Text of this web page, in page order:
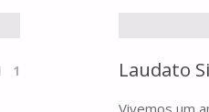
1 Laudato